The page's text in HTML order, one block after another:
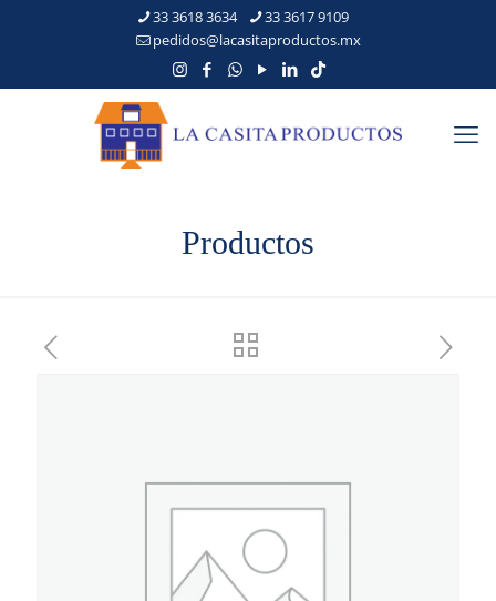
33 3618 3634
33 3617 9109
pedidos@lacasitaproductos.mx
Productos